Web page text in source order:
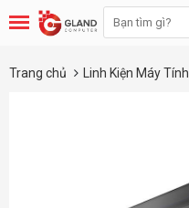
Trang chủ Linh Kiện Máy Tính